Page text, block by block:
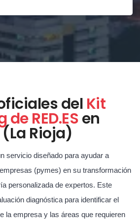
del Kit
RED.ESen
Rioja)
servicio diseñado para ayudar a
(pymes) en su transformación
personalizada de expertos. Este
diagnóstica para identificar el
la empresa y las áreas que requieren